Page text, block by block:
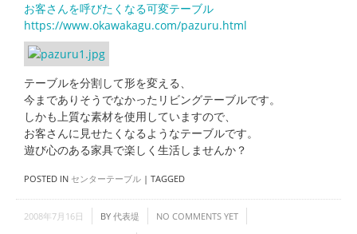
お客さんを呼びたくなる可変テーブル
https://www.okawakagu.com/pazuru.html
テーブルを分割して形を変える、
今までありそうでなかったリビングテーブルです。
しかも上質な素材を使用していますので、
お客さんに見せたくなるようなテーブルです。
遊び心のある家具で楽しく生活しませんか？
POSTED IN センターテーブル | TAGGED
2008年7月16日 BY 代表堤 NO COMMENTS YET